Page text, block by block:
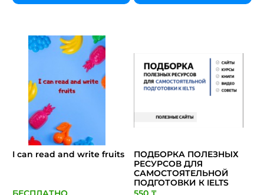
I can read and write fruits
ПОДБОРКА ПОЛЕЗНЫХ
РЕСУРСОВ ДЛЯ
САМОСТОЯТЕЛЬНОЙ
ПОДГОТОВКИ К IELTS